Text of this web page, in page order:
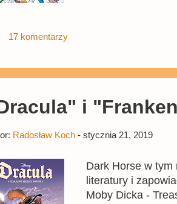
biblioteczna - 4
17 komentarzy
i
Radosław Koch - stycznia 21, 2019
Dark Horse w
literatury i
Moby Dicka -